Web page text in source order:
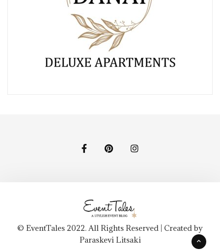
© EventTales 2022. All Rights Reserved | Created by
Paraskevi Litsaki